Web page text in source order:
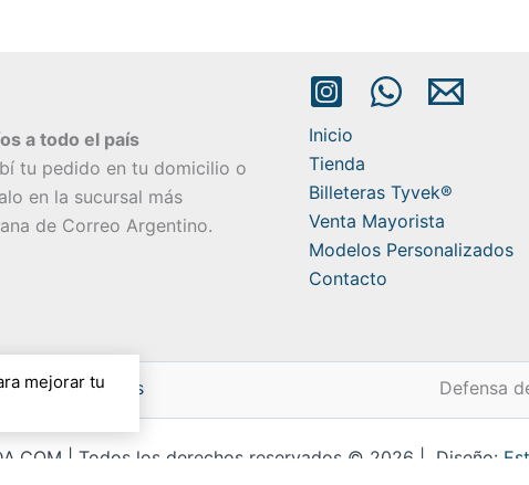
a todo el país
tu pedido en tu domicilio o
en la sucursal más
de Correo Argentino.
Inicio
Tienda
Billeteras Tyvek®
Venta Mayorista
Modelos Personalizados
Contacto
y devoluciones Defensa
| Todos los derechos reservados © 2026 | Diseño:
mejorar tu